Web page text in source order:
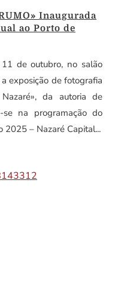
Inaugurada
ao Porto de
de outubro, no salão
exposição de fotografia
da autoria de
na programação do
2025 – Nazaré Capital...